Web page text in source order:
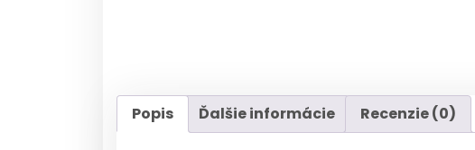
Popis Ďalšie informácie Recenzie (0)